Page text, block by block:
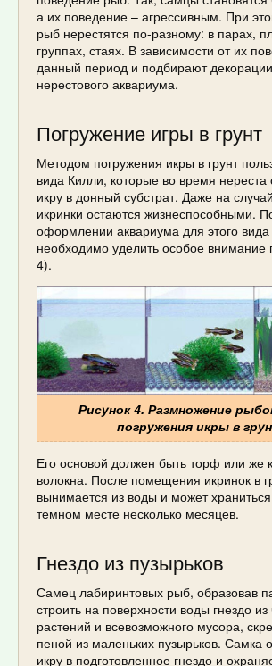
а их поведение – агрессивным. При
рыб нерестятся по-разному: в парах,
группах, стаях. В зависимости от их
данный период и подбирают
нерестового аквариума.
Погружение игры в грунт
Методом погружения икры в грунт
вида Килли, которые во время нереста
икру в донный субстрат. Даже на
икринки остаются жизнеспособными.
оформлении аквариума для этого
необходимо уделить особое внимание
4).
Рисунок 4. Размножение
погружения икры в
Его основой должен быть торф или же
волокна. После помещения икринок в
вынимается из воды и может
темном месте несколько месяцев.
Гнездо из пузырьков
Самец лабиринтовых рыб, образовав
строить на поверхности воды гнездо из
растений и всевозможного мусора,
пеной из маленьких пузырьков. Самка
икру в подготовленное гнездо и